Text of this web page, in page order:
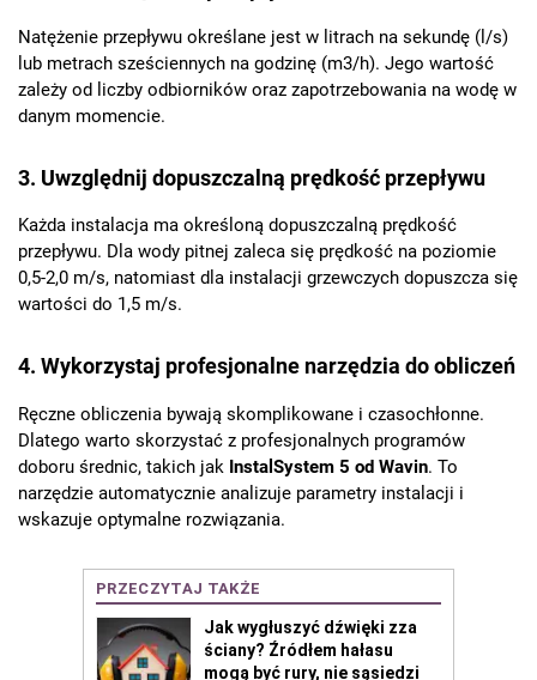
Natężenie przepływu określane jest w litrach na sekundę (l/s)
lub metrach sześciennych na godzinę (m3/h). Jego wartość
zależy od liczby odbiorników oraz zapotrzebowania na wodę w
danym momencie.
3. Uwzględnij dopuszczalną prędkość przepływu
Każda instalacja ma określoną dopuszczalną prędkość
przepływu. Dla wody pitnej zaleca się prędkość na poziomie
0,5-2,0 m/s, natomiast dla instalacji grzewczych dopuszcza się
wartości do 1,5 m/s.
4. Wykorzystaj profesjonalne narzędzia do obliczeń
Ręczne obliczenia bywają skomplikowane i czasochłonne.
Dlatego warto skorzystać z profesjonalnych programów
doboru średnic, takich jak InstalSystem 5 od Wavin. To
narzędzie automatycznie analizuje parametry instalacji i
wskazuje optymalne rozwiązania.